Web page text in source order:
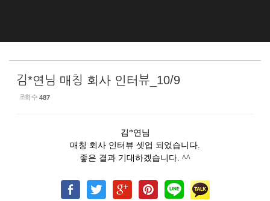
김*연님 매칭 회사 인터뷰_10/9
조회 수 487
김*연님
매칭 회사 인터뷰 셋업 되었습니다.
좋은 결과 기대하겠습니다. ^^